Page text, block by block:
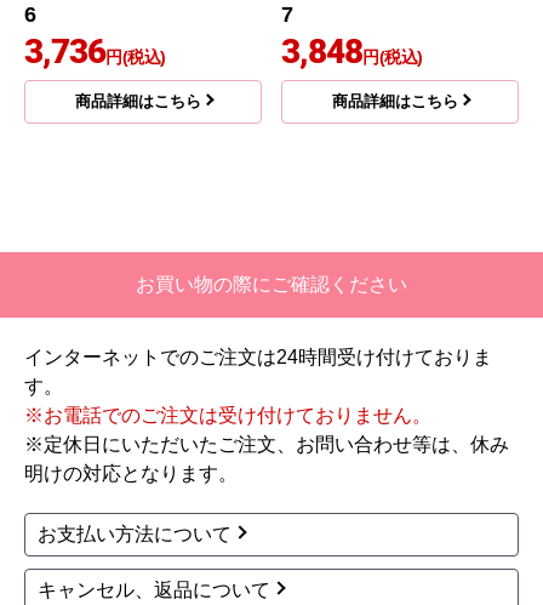
6
3,736円(税込)
商品詳細はこちら
7
3,848円(税込)
商品詳細はこちら
お買い物の際にご確認ください
インターネットでのご注文は24時間受け付けておりま
す。
※お電話でのご注文は受け付けておりません。
※定休日にいただいたご注文、お問い合わせ等は、休み
明けの対応となります。
お支払い方法について
キャンセル、返品について